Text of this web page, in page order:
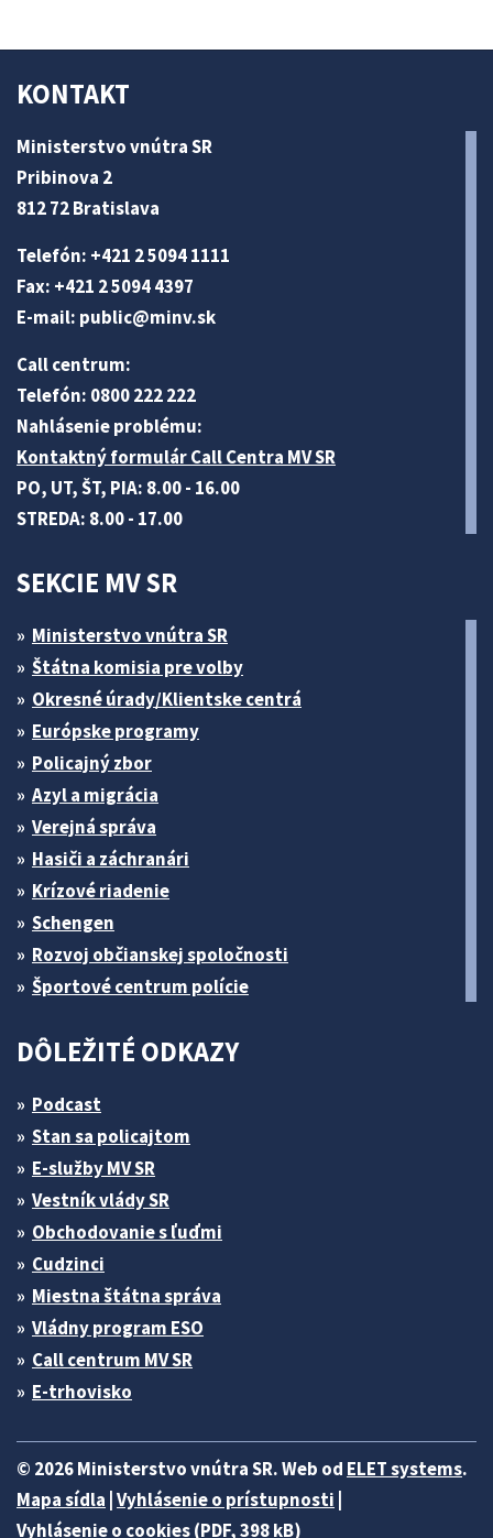
KONTAKT
Ministerstvo vnútra SR
Pribinova 2
812 72 Bratislava
Telefón: +421 2 5094 1111
Fax: +421 2 5094 4397
E-mail: public@minv.sk
Call centrum:
Telefón: 0800 222 222
Nahlásenie problému:
Kontaktný formulár Call Centra MV SR
PO, UT, ŠT, PIA: 8.00 - 16.00
STREDA: 8.00 - 17.00
SEKCIE MV SR
Ministerstvo vnútra SR
Štátna komisia pre volby
Okresné úrady/Klientske centrá
Európske programy
Policajný zbor
Azyl a migrácia
Verejná správa
Hasiči a záchranári
Krízové riadenie
Schengen
Rozvoj občianskej spoločnosti
Športové centrum polície
DÔLEŽITÉ ODKAZY
Podcast
Stan sa policajtom
E-služby MV SR
Vestník vlády SR
Obchodovanie s ľuďmi
Cudzinci
Miestna štátna správa
Vládny program ESO
Call centrum MV SR
E-trhovisko
© 2026 Ministerstvo vnútra SR. Web od ELET systems.
Mapa sídla Vyhlásenie o prístupnosti
Vyhlásenie o cookies (PDF, 398 kB)